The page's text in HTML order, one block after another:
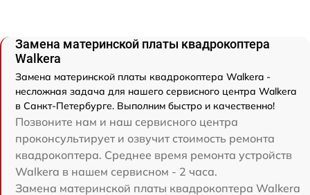
Замена материнской платы квадрокоптера
Walkera
Замена материнской платы квадрокоптера Walkera -
несложная задача для нашего сервисного центра Walkera
в Санкт-Петербурге. Выполним быстро и качественно!
Позвоните нам и наш сервисного центра
проконсультирует и озвучит стоимость ремонта
квадрокоптера. Среднее время ремонта устройств
Walkera в нашем сервисном - 2 часа.
Замена материнской платы квадрокоптера Walkera